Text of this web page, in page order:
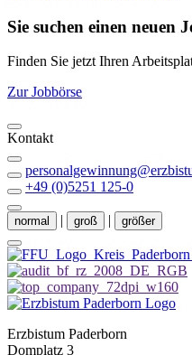
Sie suchen einen neuen
Finden Sie jetzt Ihren
Zur Jobbörse
Kontakt
+49 (0)5251 125-0
normal | groß | größer
Erzbistum Paderborn
Domplatz 3